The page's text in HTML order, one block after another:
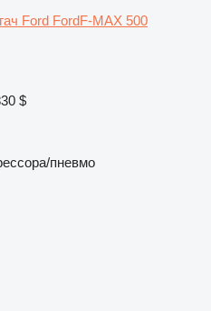
Ford FordF-MAX 500
$
пневмо